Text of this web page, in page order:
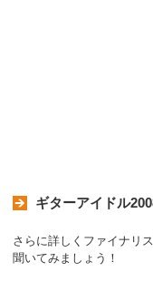
ギターアイドル
さらに詳しくファイナリ
聞いてみましょう！